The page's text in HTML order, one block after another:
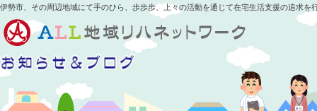
伊勢市、その周辺地域にて手のひら、歩歩歩、上々の活動を通じて在宅生活支援の追求を